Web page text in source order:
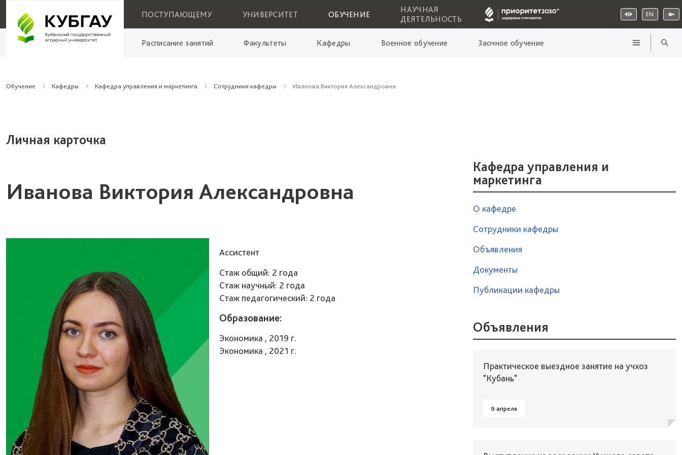
ПОСТУПАЮЩЕМУ УНИВЕРСИТЕТ ОБУЧЕНИЕ
НАУЧНАЯ
ДЕЯТЕЛЬНОСТЬ
EN
Расписание занятий Факультеты Кафедры Военное обучение Заочное обучение
Обучение Кафедры Кафедра управления и маркетинга Сотрудники кафедры Иванова Виктория Александровна
Личная карточка
Иванова Виктория Александровна
Ассистент
Стаж общий: 2 года
Стаж научный: 2 года
Стаж педагогический: 2 года
Образование:
Экономика , 2019 г.
Экономика , 2021 г.
Кафедра управления и
маркетинга
О кафедре
Сотрудники кафедры
Объявления
Документы
Публикации кафедры
Объявления
Практическое выездное занятие на учхоз
"Кубань"
9 апреля